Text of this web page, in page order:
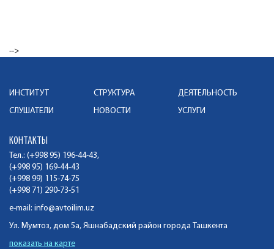
-->
ИНСТИТУТ СТРУКТУРА
ДЕЯТЕЛЬНОСТЬ
СЛУШАТЕЛИ
НОВОСТИ УСЛУГИ
КОНТАКТЫ
Тел.: (+998 95) 196-44-43,
(+998 95) 169-44-43
(+998 99) 115-74-75
(+998 71) 290-73-51
e-mail: info@avtoilim.uz
Ул. Мумтоз, дом 5а, Яшнабадский район города Ташкента
показать на карте